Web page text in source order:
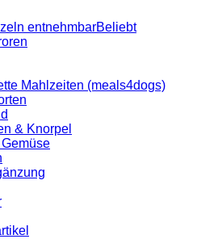
entnehmbar
Mahlzeiten (meals4dogs)
& Knorpel